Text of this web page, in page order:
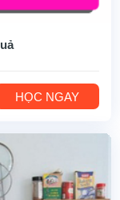
HỌC NGAY